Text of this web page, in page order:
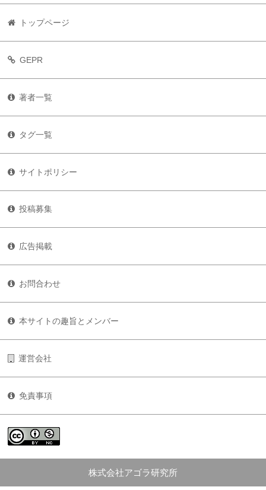
トップページ
GEPR
著者一覧
タグ一覧
サイトポリシー
投稿募集
広告掲載
お問合わせ
本サイトの趣旨とメンバー
運営会社
免責事項
株式会社アゴラ研究所